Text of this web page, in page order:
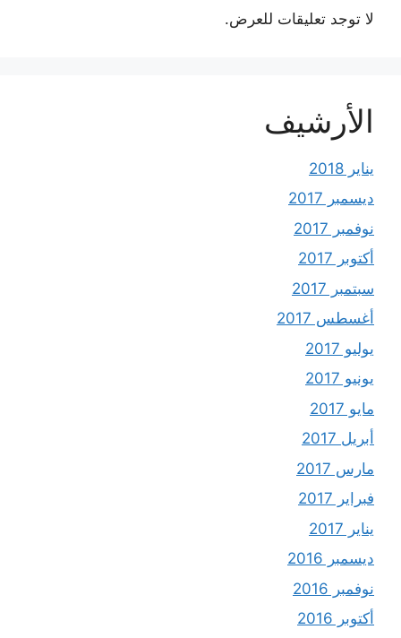
لا توجد تعليقات للعرض.
الأرشيف
يناير 2018
ديسمبر 2017
نوفمبر 2017
أكتوبر 2017
سبتمبر 2017
أغسطس 2017
يوليو 2017
يونيو 2017
مايو 2017
أبريل 2017
مارس 2017
فبراير 2017
يناير 2017
ديسمبر 2016
نوفمبر 2016
أكتوبر 2016